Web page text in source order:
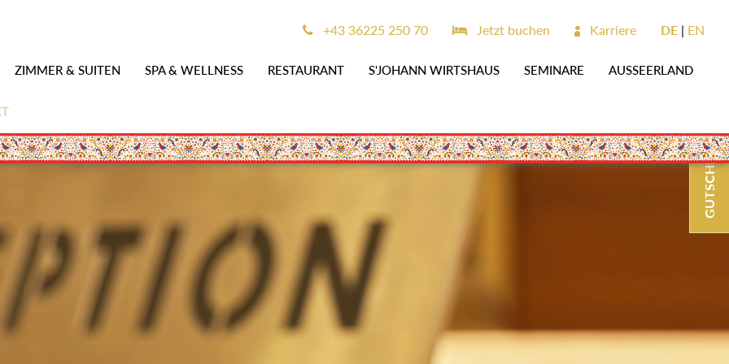
ZIMMER & SUITEN SPA & WELLNESS RESTAURANT S'JOHANN WIRTSHAUS SEMINARE AUSSEERLAND
+43 36225 250 70 Jetzt buchen Karriere DE EN
GUTSCHEINE